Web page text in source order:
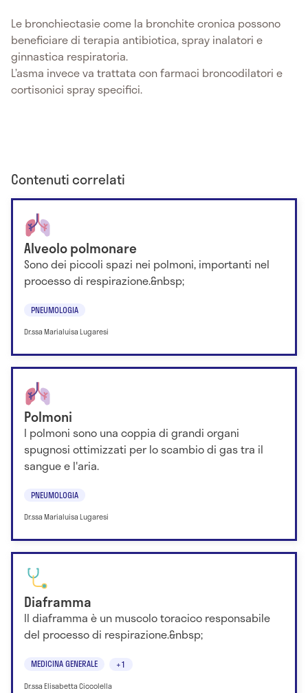
Le bronchiectasie come la bronchite cronica possono
beneficiare di terapia antibiotica, spray inalatori e
ginnastica respiratoria.
L’asma invece va trattata con farmaci broncodilatori e
cortisonici spray specifici.
Contenuti correlati
Alveolo polmonare
Sono dei piccoli spazi nei polmoni, importanti nel
processo di respirazione.&nbsp;
PNEUMOLOGIA
Dr.ssa Marialuisa Lugaresi
Polmoni
I polmoni sono una coppia di grandi organi
spugnosi ottimizzati per lo scambio di gas tra il
sangue e l'aria.
PNEUMOLOGIA
Dr.ssa Marialuisa Lugaresi
Diaframma
Il diaframma è un muscolo toracico responsabile
del processo di respirazione.&nbsp;
MEDICINA GENERALE +1
Dr.ssa Elisabetta Ciccolella